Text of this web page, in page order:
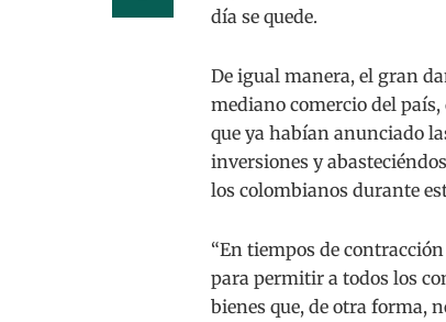
día se quede.
De igual manera, el gran
mediano comercio del
que ya habían anunciado
inversiones y
los colombianos durante
“En tiempos de
para permitir a todos los
bienes que, de otra forma,